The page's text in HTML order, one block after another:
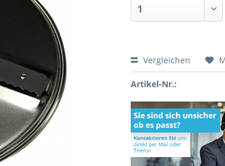
Vergleichen
Artikel-Nr.: